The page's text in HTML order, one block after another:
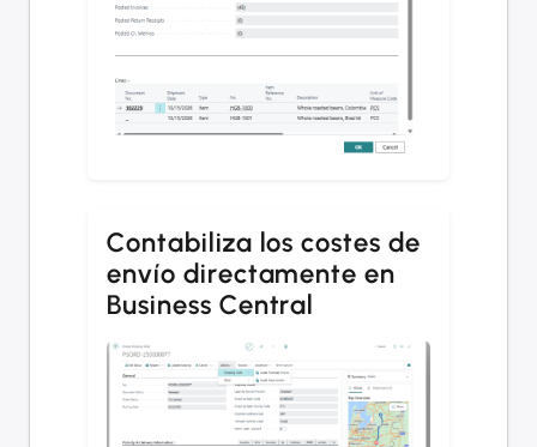
Contabiliza los costes de
envío directamente en
Business Central